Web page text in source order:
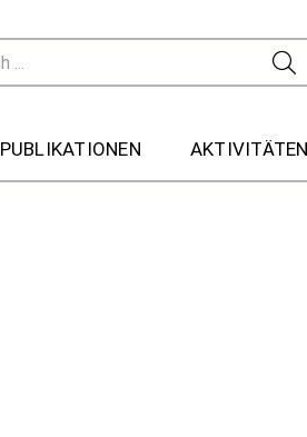
PUBLIKATIONEN AKTIVITÄTEN